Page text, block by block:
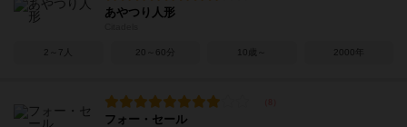
あやつり人形
2～7人 20～60分 10歳～ 2000年
フォー・セール